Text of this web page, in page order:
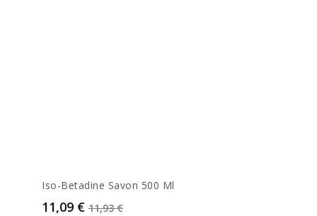
Iso-Betadine Savon 500 Ml
Prix
11,09 € Prix de base
11,93 €